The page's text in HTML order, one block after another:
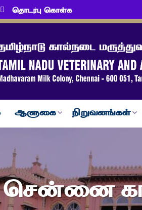
தொடர்பு கொள்க
ஆளுகை நிறுவனங்கள்
சென்னை